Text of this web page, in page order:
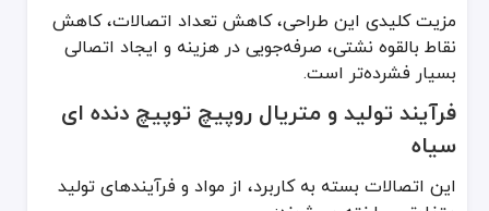
نوع رزوه‌هایک سر نری، یک سر مادگی
هر دو سر نری با
کاربرد اصلیکاهش سایز از یک اتصال مادگی
نحوه اتصال داخل یک اتصال بزرگتر پیچانده می‌شود. بین دو اتصال
راهنمای کاربردی خرید روپیچ توپیچ دنده ای سیاه
مزیت کلیدی این طراحی، کاهش تعداد اتصالات، کاهش
نقاط بالقوه نشتی، صرفه‌جویی در هزینه و ایجاد اتصالی
بسیار فشرده‌تر است.
فرآیند تولید و متریال روپیچ توپیچ دنده ای
سیاه
این اتصالات بسته به کاربرد، از مواد و فرآیندهای تولید